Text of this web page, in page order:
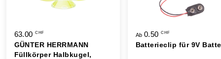
63.00CHF
GÜNTER HERRMANN
Füllkörper Halbkugel,
Ab 0.50CHF
Batterieclip für 9V